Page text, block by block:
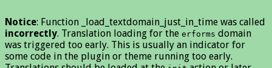
Notice: Function _load_textdomain_just_in_time was called
incorrectly. Translation loading for the erforms domain
was triggered too early. This is usually an indicator for
some code in the plugin or theme running too early.